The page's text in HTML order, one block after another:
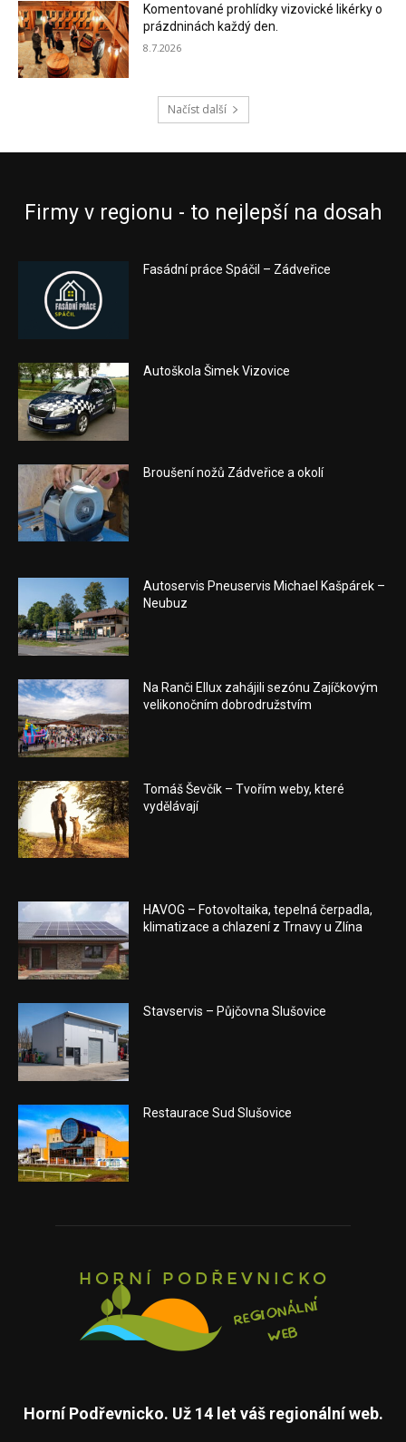
Komentované prohlídky vizovické likérky o
prázdninách každý den.
8.7.2026
Načíst další
Firmy v regionu - to nejlepší na dosah
Fasádní práce Spáčil – Zádveřice
Autoškola Šimek Vizovice
Broušení nožů Zádveřice a okolí
Autoservis Pneuservis Michael Kašpárek –
Neubuz
Na Ranči Ellux zahájili sezónu Zajíčkovým
velikonočním dobrodružstvím
Tomáš Ševčík – Tvořím weby, které
vydělávají
HAVOG – Fotovoltaika, tepelná čerpadla,
klimatizace a chlazení z Trnavy u Zlína
Stavservis – Půjčovna Slušovice
Restaurace Sud Slušovice
Horní Podřevnicko. Už 14 let váš regionální web.